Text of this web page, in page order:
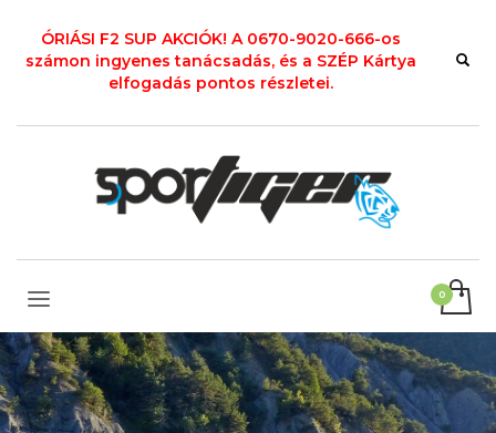
ÓRIÁSI F2 SUP AKCIÓK! A 0670-9020-666-os
számon ingyenes tanácsadás, és a SZÉP Kártya
elfogadás pontos részletei.